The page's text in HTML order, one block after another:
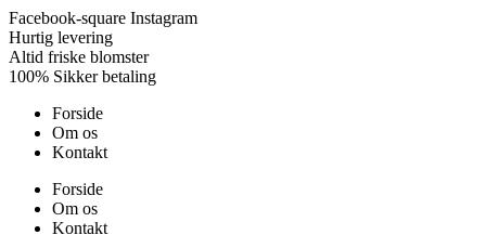
Videre
til
indhold
Facebook-square Instagram
Hurtig levering
Altid friske blomster
100% Sikker betaling
Forside
Om os
Kontakt
Forside
Om os
Kontakt